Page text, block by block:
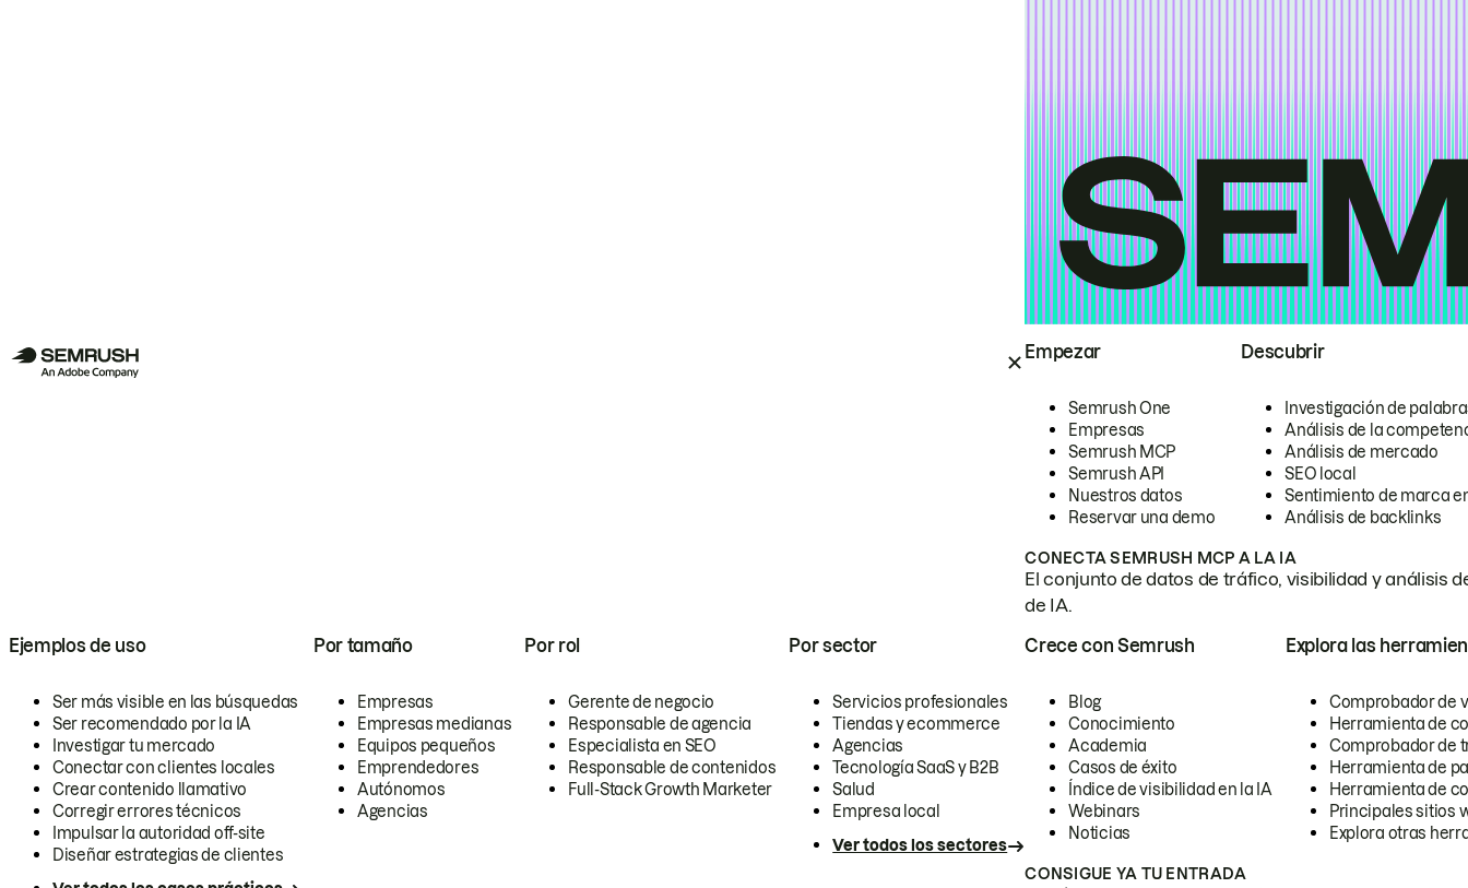
Empezar
Semrush One
Empresas
Semrush MCP
Semrush API
Nuestros datos
Reservar una demo
Descubrir
Investigación de
Análisis de la
Análisis de mercado
SEO local
Sentimiento de marca
Análisis de backlinks
CONECTA SEMRUSH MCP A LA IA
El conjunto de datos de tráfico, visibilidad y análisis
de IA.
Ejemplos de uso
Ser más visible en las búsquedas
Ser recomendado por la IA
Investigar tu mercado
Conectar con clientes locales
Crear contenido llamativo
Corregir errores técnicos
Impulsar la autoridad off-site
Diseñar estrategias de clientes
Por tamaño
Empresas
Empresas medianas
Equipos pequeños
Emprendedores
Autónomos
Agencias
Por rol
Gerente de negocio
Responsable de agencia
Especialista en SEO
Responsable de contenidos
Full-Stack Growth Marketer
Por sector
Servicios profesionales
Tiendas y ecommerce
Agencias
Tecnología SaaS y B2B
Salud
Empresa local
Ver todos los sectores
Crece con Semrush
Blog
Conocimiento
Academia
Casos de éxito
Índice de visibilidad en la IA
Webinars
Noticias
Explora las
Comprobador de
Herramienta de
Comprobador de
Herramienta de
Herramienta de
Principales sitios
Explora otras
CONSIGUE YA TU ENTRADA